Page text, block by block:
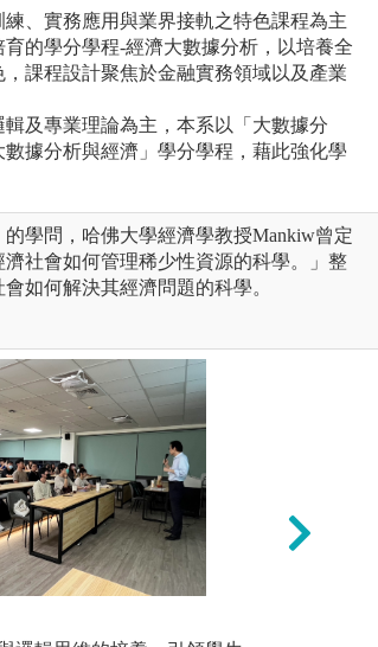
、實務應用與業界接軌之特色課程為主
的學分學程-經濟大數據分析，以培養全
課程設計聚焦於金融實務領域以及產業
及專業理論為主，本系以「大數據分
據分析與經濟」學分學程，藉此強化學
學問，哈佛大學經濟學教授Mankiw曾定
社會如何管理稀少性資源的科學。」整
如何解決其經濟問題的科學。